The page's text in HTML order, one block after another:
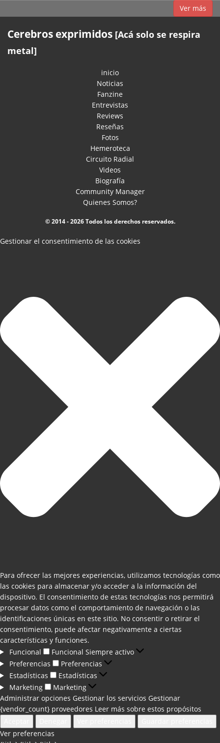
Ver más
Cerebros exprimidos [Acá solo se respira
metal]
inicio
Noticias
Fanzine
Entrevistas
Reviews
Reseñas
Fotos
Hemeroteca
Circuito Radial
Videos
Biografía
Community Manager
Quienes Somos?
© 2014 - 2026 Todos los derechos reservados.
Gestionar el consentimiento de las cookies
Para ofrecer las mejores experiencias, utilizamos tecnologías como
las cookies para almacenar y/o acceder a la información del
dispositivo. El consentimiento de estas tecnologías nos permitirá
procesar datos como el comportamiento de navegación o las
identificaciones únicas en este sitio. No consentir o retirar el
consentimiento, puede afectar negativamente a ciertas
características y funciones.
Funcional
Funcional Siempre activo
Preferencias
Preferencias
Estadísticas
Estadísticas
Marketing
Marketing
Administrar opciones Gestionar los servicios Gestionar
{vendor_count} proveedores Leer más sobre estos propósitos
Ver preferencias